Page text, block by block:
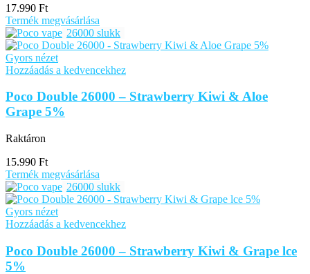
17.990 Ft
Termék megvásárlása
26000 slukk
Gyors nézet
Hozzáadás a kedvencekhez
Poco Double 26000 – Strawberry Kiwi & Aloe
Grape 5%
Raktáron
15.990 Ft
Termék megvásárlása
26000 slukk
Gyors nézet
Hozzáadás a kedvencekhez
Poco Double 26000 – Strawberry Kiwi & Grape lce
5%